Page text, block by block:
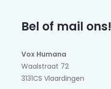
Bel of mail ons!
Vox Humana
Waalstraat 72
3131CS Vlaardingen